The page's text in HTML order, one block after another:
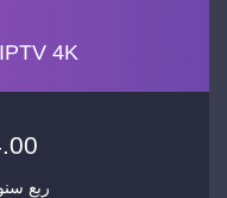
4K
ربع